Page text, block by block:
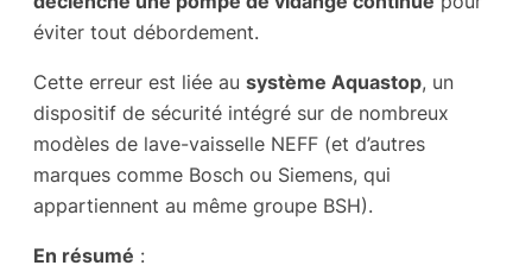
éviter tout débordement.
Cette erreur est liée au système Aquastop, un
dispositif de sécurité intégré sur de nombreux
modèles de lave-vaisselle NEFF (et d’autres
marques comme Bosch ou Siemens, qui
appartiennent au même groupe BSH).
En résumé :